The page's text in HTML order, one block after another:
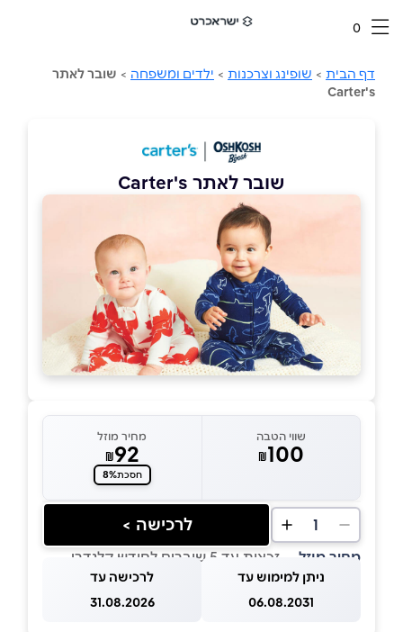
0
דף הבית > שופינג וצרכנות > ילדים ומשפחה > שובר לאתר
Carter's
שובר לאתר Carter's
שווי הטבה
₪100
מחיר מוזל
₪92
חסכת8%
1 לרכישה >
מחיר מוזל — זכאות עד 5 שוברים לחודש קלנדרי
ניתן למימוש עד
06.08.2031
לרכישה עד
31.08.2026